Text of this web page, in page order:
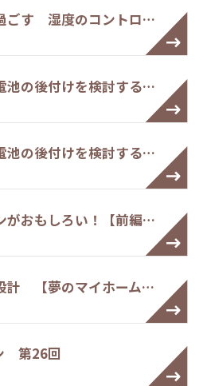
ごす 湿度のコントロ…
池の後付けを検討する…
池の後付けを検討する…
おもしろい！【前編…
計 【夢のマイホーム…
第26回